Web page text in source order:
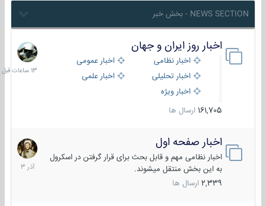
NEWS SECTION - بخش خبر
اخبار روز ایران و جهان
اخبار نظامی
اخبار عمومی
اخبار تحلیلی
اخبار علمی
اخبار ویژه
161,705 ارسال ها
13
ساعات
قبل
اخبار صفحه اول
اخبار نظامی مهم و قابل بحث برای قرار گرفتن در اسکرول
به این بخش منتقل میشوند.
2,339 ارسال ها
7
آذر
1403